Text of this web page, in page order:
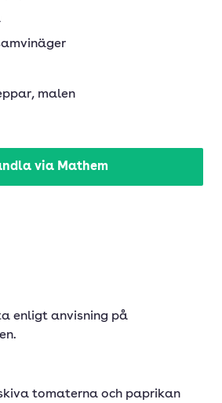
, malen
via Mathem
enligt anvisning på
tomaterna och paprikan